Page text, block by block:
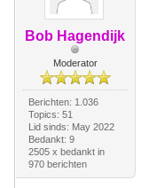
Bob Hagendijk
Moderator
Berichten: 1.036
Topics: 51
Lid sinds: May 2022
Bedankt: 9
2505 x bedankt in
970 berichten